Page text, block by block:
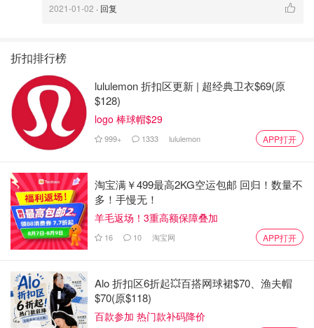
6. 3档揉5分钟后加入黄油，2档4分钟混合。
7.以3档再揉8~9分钟后检查面团状态: 可以拉膜，但还是比
较粗糙。
8. 冷藏15分钟。
觉有阻力。
12. 六档5分钟至手套膜。(面团十分光滑，膜可以轻松拉薄)
13. 揉好的面团桌上摔打折叠成团(如果前面揉的不到位，这
2021-01-02 · 回复
折扣排行榜
lululemon 折扣区更新 | 超经典卫衣$69(原
$128)
logo 棒球帽$29
999+ 1333 lululemon APP打开
淘宝满￥499最高2KG空运包邮 回归！数量不
多！手慢无！
羊毛返场！3重高额保障叠加
16 10 淘宝网 APP打开
Alo 折扣区6折起💥百搭网球裙$70、渔夫帽
$70(原$118)
百款参加 热门款补码降价